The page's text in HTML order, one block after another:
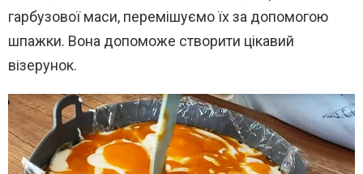
гарбузової маси, перемішуємо їх за допомогою
шпажки. Вона допоможе створити цікавий
візерунок.